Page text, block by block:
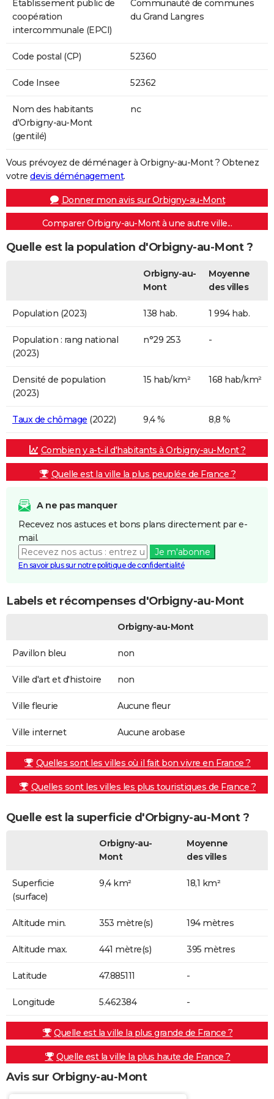
Etablissement public de
coopération
intercommunale (EPCI)
Communauté de communes
du Grand Langres
Code postal (CP) 52360
Code Insee 52362
Nom des habitants
d'Orbigny-au-Mont
(gentilé)
nc
Vous prévoyez de déménager à Orbigny-au-Mont ? Obtenez
votre devis déménagement.
Donner mon avis sur Orbigny-au-Mont
Comparer Orbigny-au-Mont à une autre ville...
Quelle est la population d'Orbigny-au-Mont ?
Orbigny-au-
Mont
Moyenne
des villes
Population (2023) 138 hab. 1 994 hab.
Population : rang national
(2023)
n°29 253 -
Densité de population
(2023)
15 hab/km² 168 hab/km²
Taux de chômage (2022) 9,4 % 8,8 %
Combien y a-t-il d'habitants à Orbigny-au-Mont ?
Quelle est la ville la plus peuplée de France ?
A ne pas manquer
Recevez nos astuces et bons plans directement par e-
mail.
Je m'abonne
En savoir plus sur notre politique de confidentialité
Labels et récompenses d'Orbigny-au-Mont
Orbigny-au-Mont
Pavillon bleu non
Ville d'art et d'histoire non
Ville fleurie Aucune fleur
Ville internet Aucune arobase
Quelles sont les villes où il fait bon vivre en France ?
Quelles sont les villes les plus touristiques de France ?
Quelle est la superficie d'Orbigny-au-Mont ?
Orbigny-au-
Mont
Moyenne
des villes
Superficie
(surface)
9,4 km² 18,1 km²
Altitude min. 353 mètre(s) 194 mètres
Altitude max. 441 mètre(s) 395 mètres
Latitude 47.885111 -
Longitude 5.462384 -
Quelle est la ville la plus grande de France ?
Quelle est la ville la plus haute de France ?
Avis sur Orbigny-au-Mont